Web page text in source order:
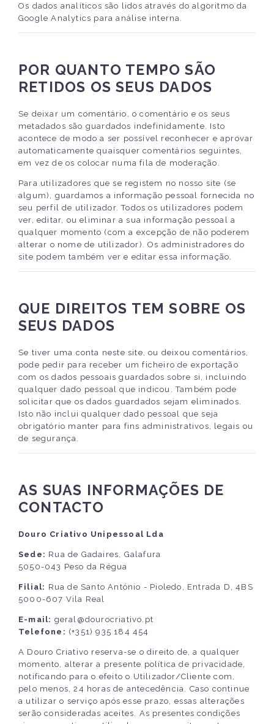
Os dados analíticos são lidos através do algoritmo da
Google Analytics para análise interna.
POR QUANTO TEMPO SÃO
RETIDOS OS SEUS DADOS
Se deixar um comentário, o comentário e os seus
metadados são guardados indefinidamente. Isto
acontece de modo a ser possível reconhecer e aprovar
automaticamente quaisquer comentários seguintes,
em vez de os colocar numa fila de moderação.
Para utilizadores que se registem no nosso site (se
algum), guardamos a informação pessoal fornecida no
seu perfil de utilizador. Todos os utilizadores podem
ver, editar, ou eliminar a sua informação pessoal a
qualquer momento (com a excepção de não poderem
alterar o nome de utilizador). Os administradores do
site podem também ver e editar essa informação.
QUE DIREITOS TEM SOBRE OS
SEUS DADOS
Se tiver uma conta neste site, ou deixou comentários,
pode pedir para receber um ficheiro de exportação
com os dados pessoais guardados sobre si, incluindo
qualquer dado pessoal que indicou. Também pode
solicitar que os dados guardados sejam eliminados.
Isto não inclui qualquer dado pessoal que seja
obrigatório manter para fins administrativos, legais ou
de segurança.
AS SUAS INFORMAÇÕES DE
CONTACTO
Douro Criativo Unipessoal Lda
Sede: Rua de Gadaires, Galafura
5050-043 Peso da Régua
Filial: Rua de Santo António - Pioledo, Entrada D, 4BS
5000-607 Vila Real
E-mail: geral@dourocriativo.pt
Telefone: (+351) 935 184 454
A Douro Criativo reserva-se o direito de, a qualquer
momento, alterar a presente política de privacidade,
notificando para o efeito o Utilizador/Cliente com,
pelo menos, 24 horas de antecedência. Caso continue
a utilizar o serviço após esse prazo, essas alterações
serão consideradas aceites. As presentes condições